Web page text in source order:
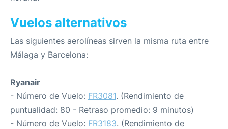
Vuelos alternativos
Las siguientes aerolíneas sirven la misma ruta entre
Málaga y Barcelona:
Ryanair
- Número de Vuelo: FR3081. (Rendimiento de
puntualidad: 80 - Retraso promedio: 9 minutos)
- Número de Vuelo: FR3183. (Rendimiento de